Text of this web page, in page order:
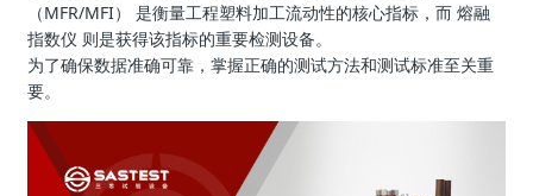
（MFR/MFI） 是衡量工程塑料加工流动性的核心指标，而 熔融
指数仪 则是获得该指标的重要检测设备。
为了确保数据准确可靠，掌握正确的测试方法和测试标准至关重
要。